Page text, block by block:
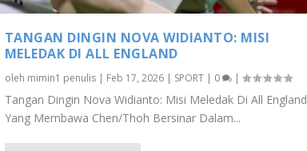
TANGAN DINGIN NOVA WIDIANTO: MISI
MELEDAK DI ALL ENGLAND
oleh mimin1 penulis| Feb 17, 2026| SPORT| 0 |
Tangan Dingin Nova Widianto: Misi Meledak Di All England
Yang Membawa Chen/Thoh Bersinar Dalam...